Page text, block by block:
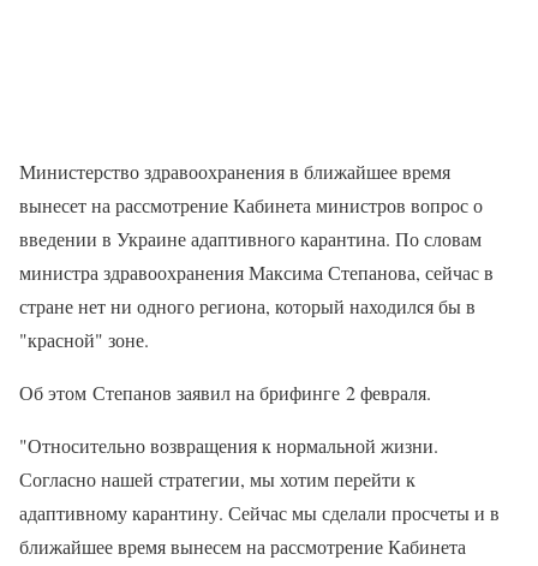
Министерство здравоохранения в ближайшее время
вынесет на рассмотрение Кабинета министров вопрос о
введении в Украине адаптивного карантина. По словам
министра здравоохранения Максима Степанова, сейчас в
стране нет ни одного региона, который находился бы в
"красной" зоне.
Об этом Степанов заявил на брифинге 2 февраля.
"Относительно возвращения к нормальной жизни.
Согласно нашей стратегии, мы хотим перейти к
адаптивному карантину. Сейчас мы сделали просчеты и в
ближайшее время вынесем на рассмотрение Кабинета